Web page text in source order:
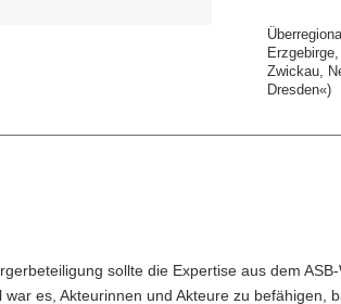
Zwickau,
Dresden«)
sollte die Expertise aus dem
es, Akteurinnen und Akteure zu befähigen,